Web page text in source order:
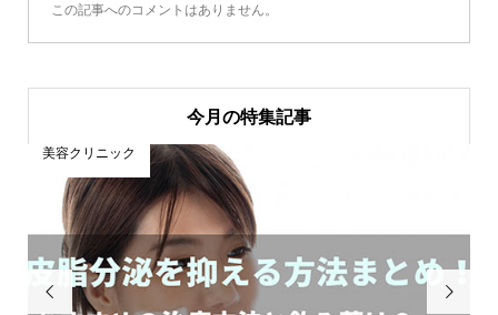
この記事へのコメントはありません。
今月の特集記事

美容クリニック
